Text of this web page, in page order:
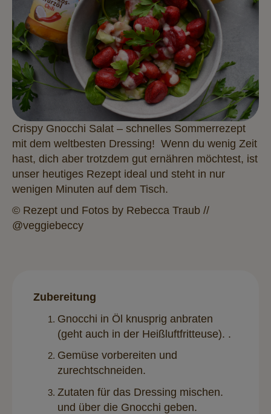
Crispy Gnocchi Salat – schnelles Sommerrezept
mit dem weltbesten Dressing! Wenn du wenig Zeit
hast, dich aber trotzdem gut ernähren möchtest, ist
unser heutiges Rezept ideal und steht in nur
wenigen Minuten auf dem Tisch.
© Rezept und Fotos by Rebecca Traub //
@‌veggiebeccy
Zubereitung
Gnocchi in Öl knusprig anbraten
(geht auch in der Heißluftfritteuse). .
Gemüse vorbereiten und
zurechtschneiden.
Zutaten für das Dressing mischen.
und über die Gnocchi geben.